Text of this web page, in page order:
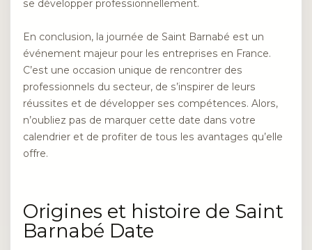
se développer professionnellement.
En conclusion, la journée de Saint Barnabé est un
événement majeur pour les entreprises en France.
C’est une occasion unique de rencontrer des
professionnels du secteur, de s’inspirer de leurs
réussites et de développer ses compétences. Alors,
n’oubliez pas de marquer cette date dans votre
calendrier et de profiter de tous les avantages qu’elle
offre.
Origines et histoire de Saint
Barnabé Date